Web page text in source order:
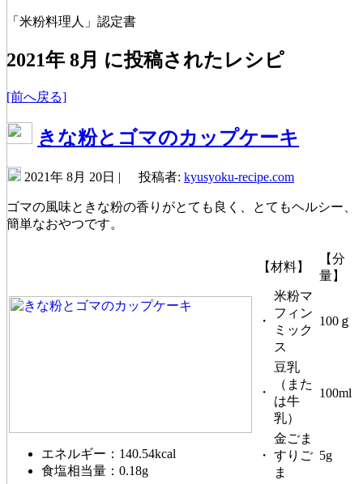
「米粉料理人」認定書
2021年 8月 に投稿されたレシピ
[前へ戻る]
きな粉とゴマのカップケーキ
2021年 8月 20日 | 投稿者: kyusyoku-recipe.com
ゴマの風味ときな粉の香りがとても良く、とてもヘルシー、
簡単なおやつです。
エネルギー：140.54kcal
食塩相当量：0.18g
【材料】
【分
量】
・
米粉マ
フィン
ミック
ス
100ｇ
・
豆乳
（また
は牛
乳）
100ml
・
金ごま
すりご
ま
5g